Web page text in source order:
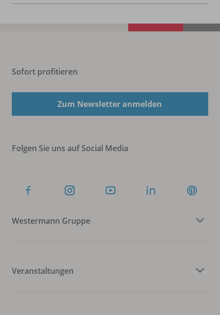
Sofort profitieren
Zum Newsletter anmelden
Folgen Sie uns auf Social Media
Westermann Gruppe
Veranstaltungen